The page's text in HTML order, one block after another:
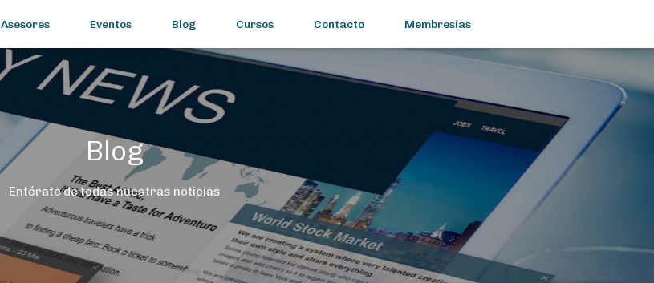
Asesores Eventos Blog Cursos Contacto Membresías
Blog
Entérate de todas nuestras noticias